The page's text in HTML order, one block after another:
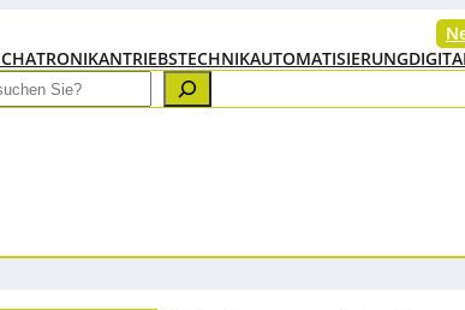
ANTRIEBSTECHNIKAUTOMATISIERUNG